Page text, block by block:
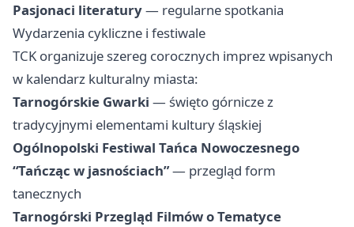
Pasjonaci literatury— regularne spotkania
Wydarzenia cykliczne i festiwale
TCK organizuje szereg corocznych imprez wpisanych
w kalendarz kulturalny miasta:
Tarnogórskie Gwarki — święto górnicze z
tradycyjnymi elementami kultury śląskiej
Ogólnopolski Festiwal Tańca Nowoczesnego
“Tańcząc w jasnościach”— przegląd form
tanecznych
Tarnogórski Przegląd Filmów o Tematyce